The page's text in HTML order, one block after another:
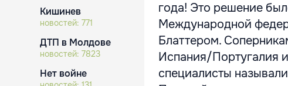
Кишинев
новостей: 771
ДТП в Молдове
новостей: 7823
Нет войне
года! Это решение
Международной
Блаттером.
Испания/Португалия
специалисты